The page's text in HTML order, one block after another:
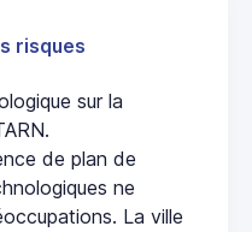
risques
sur la
de plan de
ne
La ville